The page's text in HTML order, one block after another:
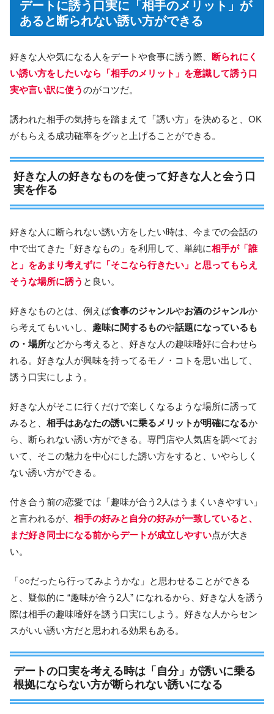
デートに誘う口実に「相手のメリット」が
あると断られない誘い方ができる
好きな人や気になる人をデートや食事に誘う際、
断られにく
い誘い方をしたいなら「相手のメリット」を意識して誘う口
実や言い訳に使うのがコツだ。
誘われた相手の気持ちを踏まえて「誘い方」を決めると、OK
がもらえる成功確率をグッと上げることができる。
好きな人の好きなものを使って好きな人と会う口
実を作る
好きな人に断られない誘い方をしたい時は、今までの会話の
中で出てきた「好きなもの」を利用して、単純に相手が「誰
と」をあまり考えずに「そこなら行きたい」と思ってもらえ
そうな場所に誘う と良い。
好きなものとは、例えば食事のジャンルやお酒のジャンルか
ら考えてもいいし、 趣味に関するものや話題になっているも
の・場所などから考えると、好きな人の趣味嗜好に合わせら
れる。好きな人が興味を持ってるモノ・コトを思い出して、
誘う口実にしよう。
好きな人がそこに行くだけで楽しくなるような場所に誘って
みると、 相手はあなたの誘いに乗るメリットが明確になるか
ら、断られない誘い方ができる。専門店や人気店を調べてお
いて、そこの魅力を中心にした誘い方をすると、いやらしく
ない誘い方ができる。
付き合う前の恋愛では「趣味が合う2人はうまくいきやすい」
と言われるが、 相手の好みと自分の好みが一致していると、
まだ好き同士になる前からデートが成立しやすい点が大き
い。
「○○だったら行ってみようかな」と思わせることができる
と、疑似的に “趣味が合う2人” になれるから、好きな人を誘う
際は相手の趣味嗜好を誘う口実にしよう。好きな人からセン
スがいい誘い方だと思われる効果もある。
デートの口実を考える時は「自分」が誘いに乗る
根拠にならない方が断られない誘いになる